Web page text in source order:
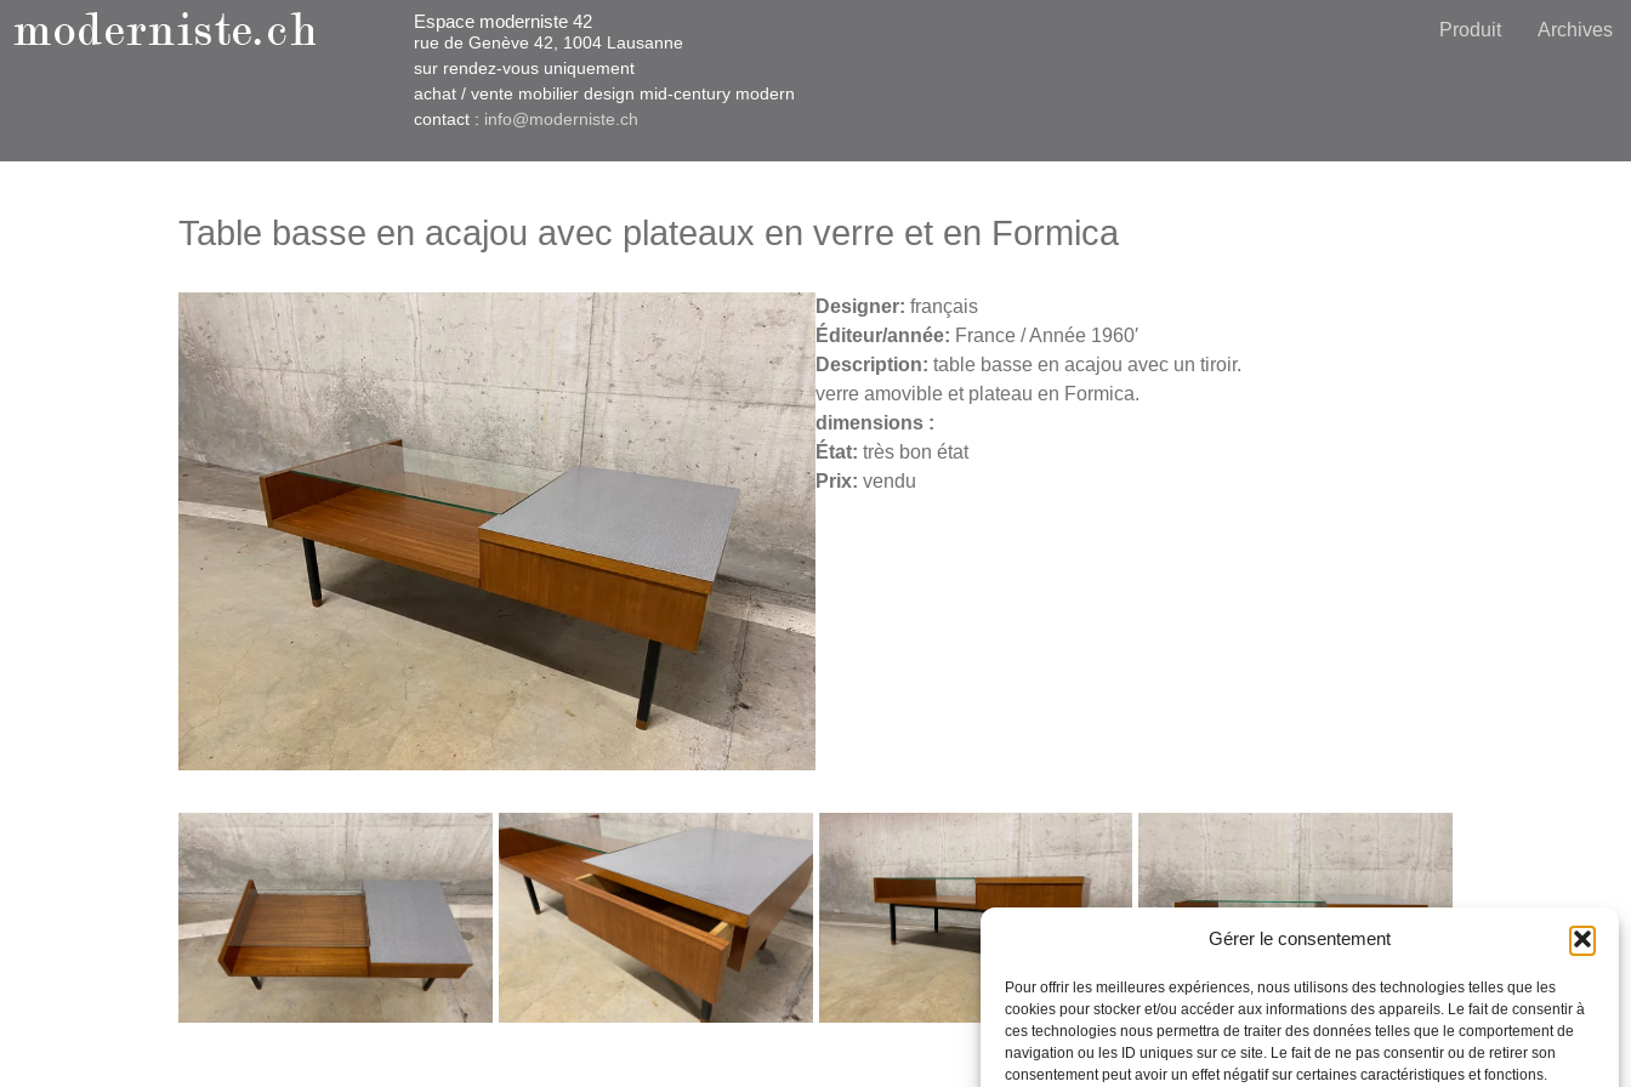
Gérer le consentement
Pour offrir les meilleures expériences, nous utilisons des technologies telles que les
cookies pour stocker et/ou accéder aux informations des appareils. Le fait de consentir à
ces technologies nous permettra de traiter des données telles que le comportement de
navigation ou les ID uniques sur ce site. Le fait de ne pas consentir ou de retirer son
consentement peut avoir un effet négatif sur certaines caractéristiques et fonctions.
Espace moderniste 42
rue d​​​​e Genève 42, 1004 Lausanne​​
sur rendez-vous uniquement ​​​
​achat / vente mobilier design mid-century modern
contact : info@moderniste.ch
Produit Archives
Table basse en acajou avec plateaux en verre et en Formica
Designer: français
Éditeur/année: France / Année 1960′
Description: table basse en acajou avec un tiroir.
verre amovible et plateau en Formica.
dimensions :
État: très bon état
Prix: vendu